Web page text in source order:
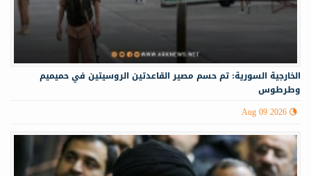
الخارجية السورية: تم حسم مصير القاعدتين الروسيتين في حميميم
وطرطوس
Aug 09 2026